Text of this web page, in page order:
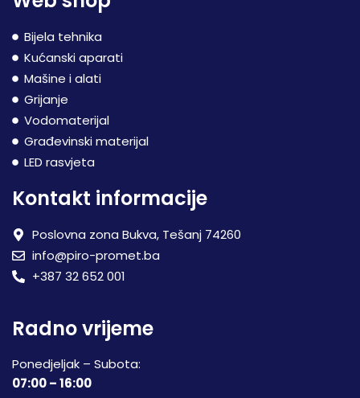
Bijela tehnika
Kućanski aparati
Mašine i alati
Grijanje
Vodomaterijal
Građevinski materijal
LED rasvjeta
Kontakt informacije
Poslovna zona Bukva, Tešanj 74260
info@piro-promet.ba
+387 32 652 001
Radno vrijeme
Ponedjeljak – Subota:
07:00 – 16:00